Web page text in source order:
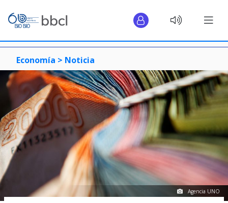
Economía > Noticia
Agencia UNO